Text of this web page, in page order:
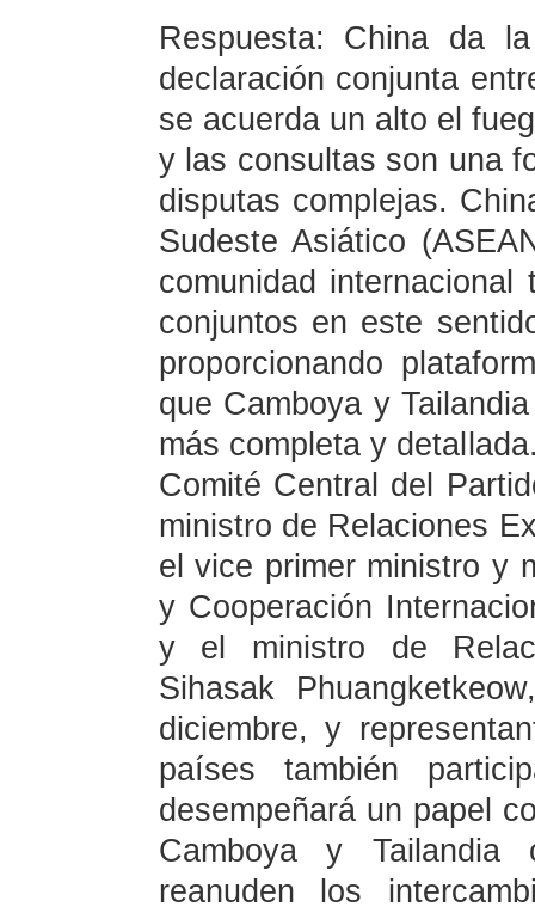
Respuesta: China da
declaración conjunta
se acuerda un alto el
y las consultas son una
disputas complejas.
Sudeste Asiático
comunidad
conjuntos en este
proporcionando
que Camboya y
más completa y
Comité Central del
ministro de Relaciones
el vice primer ministro y
y Cooperación
y el ministro de
Sihasak
diciembre, y
países también
desempeñará un papel
Camboya y
reanuden los